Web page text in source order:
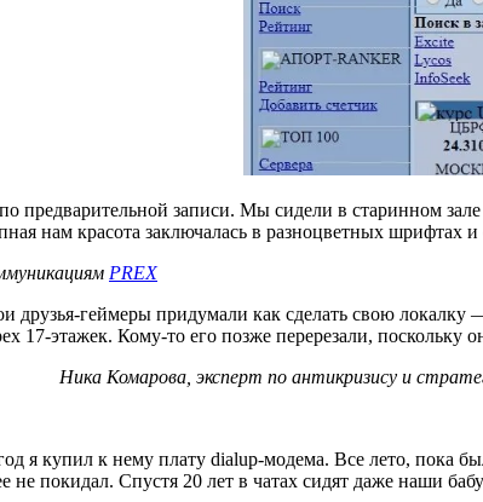
предварительной записи. Мы сидели в старинном
нам красота заключалась в разноцветных шрифтах
PREX
геймеры придумали как сделать свою
17-этажек. Кому-то его позже перерезали,
Ника Комарова, эксперт по антикризису и
я купил к нему плату dialup-модема. Все лето, пока
не покидал. Спустя 20 лет в чатах сидят даже наши